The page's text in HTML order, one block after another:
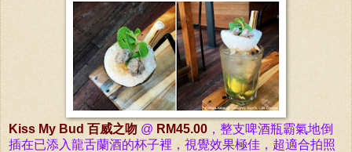
Kiss My Bud 百威之吻 @ RM45.00 ，整支啤酒瓶霸氣地倒
插在已添入龍舌蘭酒的杯子裡，視覺效果極佳，超適合拍照